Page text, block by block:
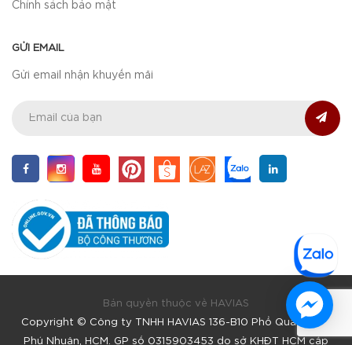
Chính sách bảo mật
GỬI EMAIL
Gửi email nhận khuyến mãi
Bản quyền thuộc về HAVIAS
Copyright © Công ty TNHH HAVIAS 136-B10 Phổ Quang, F9,
Phú Nhuận, HCM. GP số 0315903453 do sở KHĐT HCM cấp